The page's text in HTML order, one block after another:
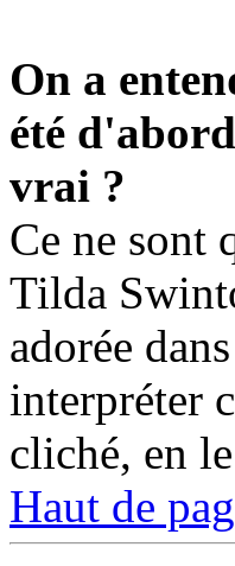
On a
été
vrai ?
Ce ne sont
Tilda
adorée
interpréter
cliché, en
Haut de